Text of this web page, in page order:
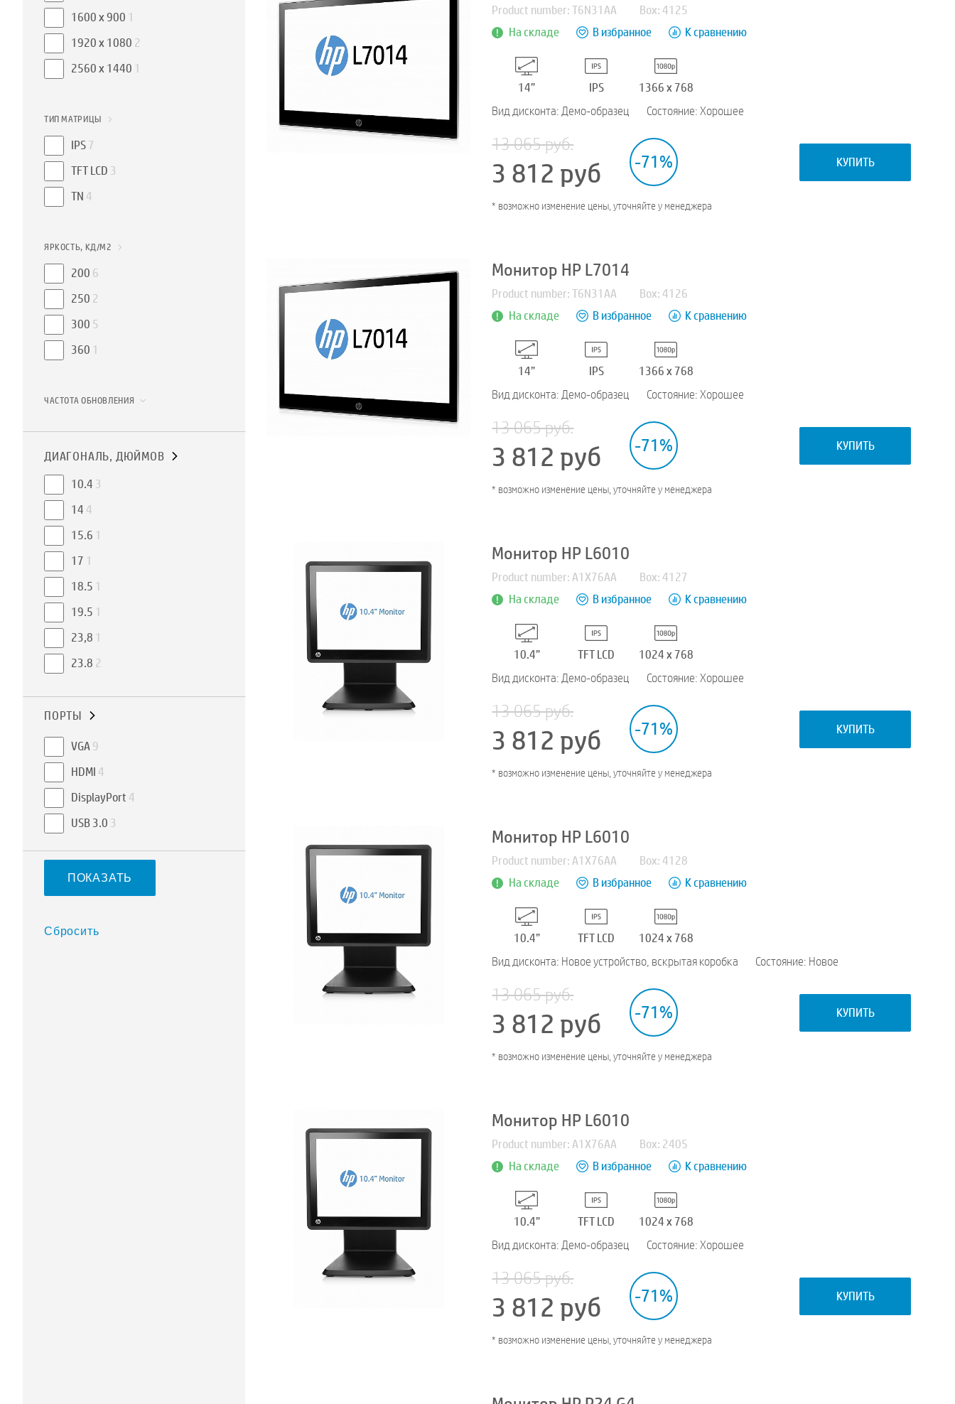
1600 x 900 1
1920 x 1080 2
2560 x 1440 1
ТИП МАТРИЦЫ
IPS7
TFT LCD 3
TN 4
ЯРКОСТЬ, КД/М2
200 6
250 2
300 5
360 1
ЧАСТОТА ОБНОВЛЕНИЯ
ДИАГОНАЛЬ, ДЮЙМОВ
10.4 3
14 4
15.6 1
17 1
18.5 1
19.5 1
23,8 1
23.8 2
ПОРТЫ
VGA9
HDMI 4
DisplayPort 4
USB 3.0 3
Product number: T6N31AA
Box: 4125
На складе
В избранное К сравнению
14” IPS
1366 x 768
Вид дисконта: Демо-образец
Состояние: Хорошее
13 065 руб.
3 812 руб -71% КУПИТЬ
* возможно изменение цены, уточняйте у менеджера
Монитор HP L7014
Product number: T6N31AA
Box: 4126
На складе
В избранное К сравнению
14” IPS
1366 x 768
Вид дисконта: Демо-образец
Состояние: Хорошее
13 065 руб.
3 812 руб -71% КУПИТЬ
* возможно изменение цены, уточняйте у менеджера
Монитор HP L6010
Product number: A1X76AA
Box: 4127
На складе
В избранное К сравнению
10.4” TFT LCD
1024 x 768
Вид дисконта: Демо-образец
Состояние: Хорошее
13 065 руб.
3 812 руб -71% КУПИТЬ
* возможно изменение цены, уточняйте у менеджера
Монитор HP L6010
Product number: A1X76AA
Box: 4128
На складе
В избранное К сравнению
10.4” TFT LCD
1024 x 768
Вид дисконта: Новое устройство, вскрытая коробка
Состояние: Новое
13 065 руб.
3 812 руб -71% КУПИТЬ
* возможно изменение цены, уточняйте у менеджера
Монитор HP L6010
Product number: A1X76AA
Box: 2405
На складе
В избранное К сравнению
10.4” TFT LCD
1024 x 768
Вид дисконта: Демо-образец
Состояние: Хорошее
13 065 руб.
3 812 руб -71% КУПИТЬ
* возможно изменение цены, уточняйте у менеджера